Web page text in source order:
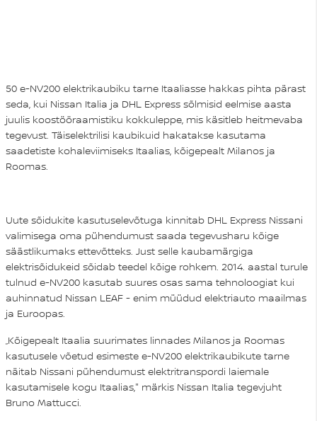
50 e‑NV200 elektrikaubiku tarne Itaaliasse hakkas pihta pärast
seda, kui Nissan Italia ja DHL Express sõlmisid eelmise aasta
juulis koostööraamistiku kokkuleppe, mis käsitleb heitmevaba
tegevust. Täiselektrilisi kaubikuid hakatakse kasutama
saadetiste kohaleviimiseks Itaalias, kõigepealt Milanos ja
Roomas.
Uute sõidukite kasutuselevõtuga kinnitab DHL Express Nissani
valimisega oma pühendumust saada tegevusharu kõige
säästlikumaks ettevõtteks. Just selle kaubamärgiga
elektrisõidukeid sõidab teedel kõige rohkem. 2014. aastal turule
tulnud e-NV200 kasutab suures osas sama tehnoloogiat kui
auhinnatud Nissan LEAF - enim müüdud elektriauto maailmas
ja Euroopas.
„Kõigepealt Itaalia suurimates linnades Milanos ja Roomas
kasutusele võetud esimeste e-NV200 elektrikaubikute tarne
näitab Nissani pühendumust elektritranspordi laiemale
kasutamisele kogu Itaalias," märkis Nissan Italia tegevjuht
Bruno Mattucci.